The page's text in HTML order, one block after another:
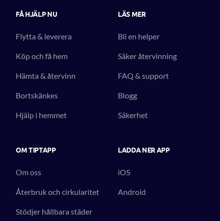
FÅ HJÄLP NU
Flytta & leverera
Köp och få hem
Hämta & återvinn
Bortskänkes
Hjälp i hemmet
LÄS MER
Bli en helper
Säker återvinning
FAQ & support
Blogg
Säkerhet
OM TIPTAPP
Om oss
Återbruk och cirkularitet
Stödjer hållbara städer
LADDA NER APP
iOS
Android